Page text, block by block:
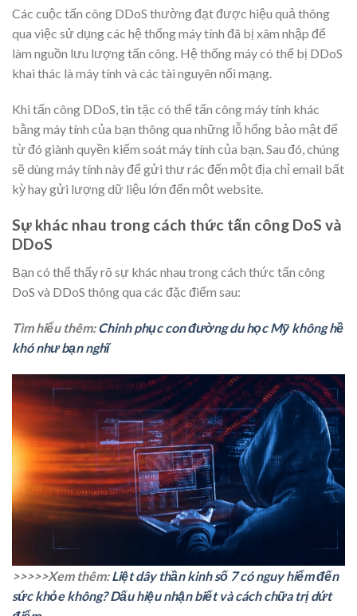
Các cuộc tấn công DDoS thường đạt được hiệu quả thông
qua việc sử dụng các hệ thống máy tính đã bị xâm nhập để
làm nguồn lưu lượng tấn công. Hệ thống máy có thể bị DDoS
khai thác là máy tính và các tài nguyên nối mạng.
Khi tấn công DDoS, tin tặc có thể tấn công máy tính khác
bằng máy tính của bạn thông qua những lỗ hổng bảo mật để
từ đó giành quyền kiểm soát máy tính của bạn. Sau đó, chúng
sẽ dùng máy tính này để gửi thư rác đến một địa chỉ email bất
kỳ hay gửi lượng dữ liệu lớn đến một website.
Sự khác nhau trong cách thức tấn công DoS và
DDoS
Bạn có thể thấy rõ sự khác nhau trong cách thức tấn công
DoS và DDoS thông qua các đặc điểm sau:
Tìm hiểu thêm:Chinh phục con đường du học Mỹ không hề
khó như bạn nghĩ
>>>>>Xem thêm:Liệt dây thần kinh số 7 có nguy hiểm đến
sức khỏe không? Dấu hiệu nhận biết và cách chữa trị dứt